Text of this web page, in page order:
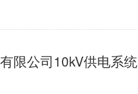
限公司10kV供电系统